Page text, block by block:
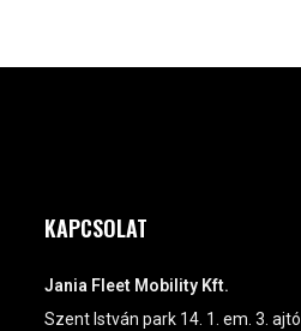
KAPCSOLAT
Jania Fleet Mobility Kft.
Szent István park 14. 1. em. 3. ajtó